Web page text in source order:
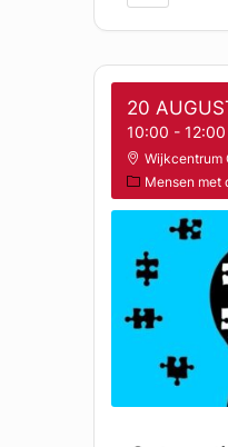
20
10:00 - 12:00
Wijkcentrum
Mensen met